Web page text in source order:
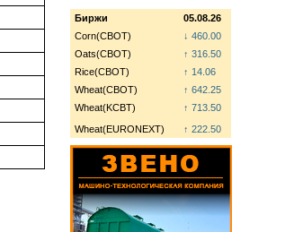
Биржи
05.08.26
Corn(CBOT)
↓ 460.00
Oats(CBOT)
↑ 316.50
Rice(CBOT)
↑ 14.06
Wheat(CBOT)
↑ 642.25
Wheat(KCBT)
↑ 713.50
Wheat(EURONEXT)
↑ 222.50